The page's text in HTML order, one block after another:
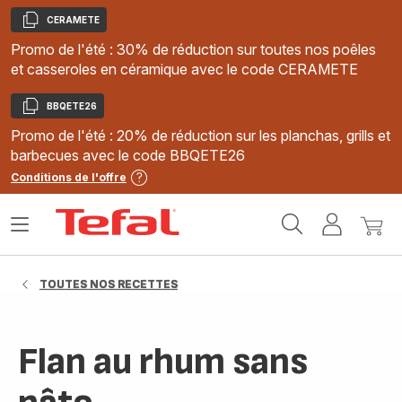
Copier
CERAMETE
Promo de l'été : 30% de réduction sur toutes nos poêles
et casseroles en céramique avec le code CERAMETE
Copier
BBQETE26
Promo de l'été : 20% de réduction sur les planchas, grills et
barbecues avec le code BBQETE26
Conditions de l'offre
MonMon
Ouvrir
TOUTES NOS RECETTES
Flan au rhum sans